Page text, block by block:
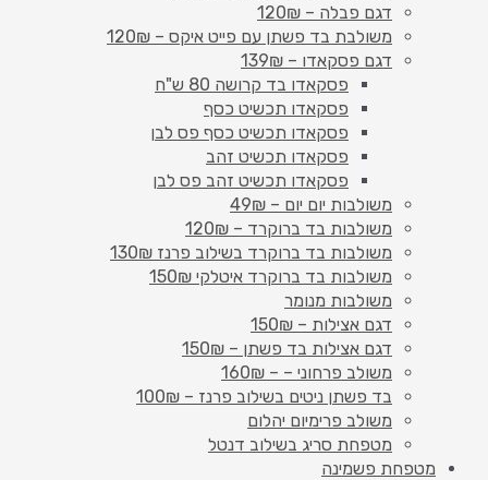
דגם פבלה – 120₪
משולבת בד פשתן עם פייט איקס – 120₪
דגם פסקאדו – 139₪
פסקאדו בד קרושה 80 ש"ח
פסקאדו תכשיט כסף
פסקאדו תכשיט כסף פס לבן
פסקאדו תכשיט זהב
פסקאדו תכשיט זהב פס לבן
משולבות יום יום – 49₪
משולבות בד ברוקרד – 120₪
משולבות בד ברוקרד בשילוב פרנז 130₪
משולבות בד ברוקרד איטלקי 150₪
משולבות מנומר
דגם אצילות – 150₪
דגם אצילות בד פשתן – 150₪
משולב פרחוני – – 160₪
בד פשתן ניטים בשילוב פרנז – 100₪
משולב פרימיום יהלום
מטפחת סריג בשילוב דנטל
מטפחת פשמינה